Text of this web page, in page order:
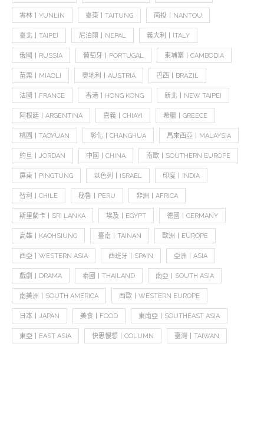
雲林丨YUNLIN 臺東丨TAITUNG 南投丨NANTOU
臺北丨TAIPEI 尼泊爾丨NEPAL 義大利丨ITALY
俄國丨RUSSIA 葡萄牙丨PORTUGAL 柬埔寨丨CAMBODIA
苗栗丨MIAOLI 奧地利丨AUSTRIA 巴西丨BRAZIL
法國丨FRANCE 香港丨HONG KONG 新北丨NEW TAIPEI
阿根廷丨ARGENTINA 嘉義丨CHIAYI 希臘丨GREECE
桃園丨TAOYUAN 彰化丨CHANGHUA 馬來西亞丨MALAYSIA
約旦丨JORDAN 中國丨CHINA 南歐丨SOUTHERN EUROPE
屏東丨PINGTUNG 以色列丨ISRAEL 印度丨INDIA
智利丨CHILE 秘魯丨PERU 非洲丨AFRICA
斯里蘭卡丨SRI LANKA 埃及丨EGYPT 德國丨GERMANY
高雄丨KAOHSIUNG 臺南丨TAINAN 歐洲丨EUROPE
西亞丨WESTERN ASIA 西班牙丨SPAIN 亞洲丨ASIA
戲劇丨DRAMA 泰國丨THAILAND 南亞丨SOUTH ASIA
南美洲丨SOUTH AMERICA 西歐丨WESTERN EUROPE
日本丨JAPAN 美食丨FOOD 東南亞丨SOUTHEAST ASIA
東亞丨EAST ASIA 快思慢想丨COLUMN 臺灣丨TAIWAN